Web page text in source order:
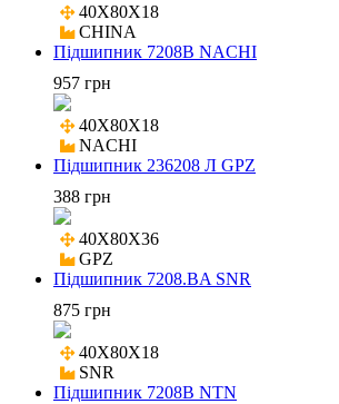
40X80X18
CHINA
Підшипник 7208B NACHI
957 грн
40X80X18
NACHI
Підшипник 236208 Л GPZ
388 грн
40X80X36
GPZ
Підшипник 7208.BA SNR
875 грн
40X80X18
SNR
Підшипник 7208B NTN